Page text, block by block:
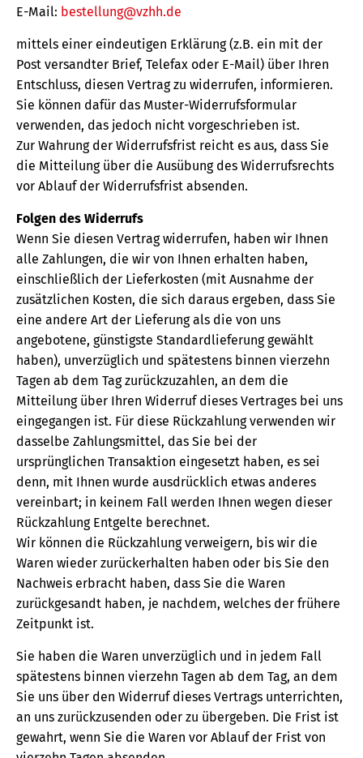
E-Mail: bestellung@vzhh.de
mittels einer eindeutigen Erklärung (z.B. ein mit der
Post versandter Brief, Telefax oder E-Mail) über Ihren
Entschluss, diesen Vertrag zu widerrufen, informieren.
Sie können dafür das Muster-Widerrufsformular
verwenden, das jedoch nicht vorgeschrieben ist.
Zur Wahrung der Widerrufsfrist reicht es aus, dass Sie
die Mitteilung über die Ausübung des Widerrufsrechts
vor Ablauf der Widerrufsfrist absenden.
Folgen des Widerrufs
Wenn Sie diesen Vertrag widerrufen, haben wir Ihnen
alle Zahlungen, die wir von Ihnen erhalten haben,
einschließlich der Lieferkosten (mit Ausnahme der
zusätzlichen Kosten, die sich daraus ergeben, dass Sie
eine andere Art der Lieferung als die von uns
angebotene, günstigste Standardlieferung gewählt
haben), unverzüglich und spätestens binnen vierzehn
Tagen ab dem Tag zurückzuzahlen, an dem die
Mitteilung über Ihren Widerruf dieses Vertrages bei uns
eingegangen ist. Für diese Rückzahlung verwenden wir
dasselbe Zahlungsmittel, das Sie bei der
ursprünglichen Transaktion eingesetzt haben, es sei
denn, mit Ihnen wurde ausdrücklich etwas anderes
vereinbart; in keinem Fall werden Ihnen wegen dieser
Rückzahlung Entgelte berechnet.
Wir können die Rückzahlung verweigern, bis wir die
Waren wieder zurückerhalten haben oder bis Sie den
Nachweis erbracht haben, dass Sie die Waren
zurückgesandt haben, je nachdem, welches der frühere
Zeitpunkt ist.
Sie haben die Waren unverzüglich und in jedem Fall
spätestens binnen vierzehn Tagen ab dem Tag, an dem
Sie uns über den Widerruf dieses Vertrags unterrichten,
an uns zurückzusenden oder zu übergeben. Die Frist ist
gewahrt, wenn Sie die Waren vor Ablauf der Frist von